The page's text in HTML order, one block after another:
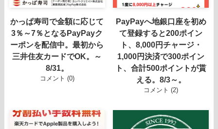
かっぱ寿司で金額に応じて
3％～7％となるPayPayク
ーポンを配信中。最初から
三井住友カードでOK。～
8/31。
コメント (0)
PayPayへ地銀口座を初め
て登録すると200ポイン
ト、8,000円チャージ・
1,000円決済で300ポイン
ト、合計500ポイントが貰
える。8/3～。
コメント (2)